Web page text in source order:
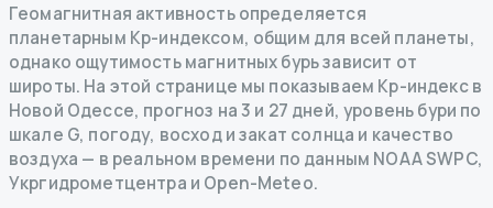
Геомагнитная активность определяется
планетарным Kp-индексом, общим для всей планеты,
однако ощутимость магнитных бурь зависит от
широты. На этой странице мы показываем Kp-индекс в
Новой Одессе, прогноз на 3 и 27 дней, уровень бури по
шкале G, погоду, восход и закат солнца и качество
воздуха — в реальном времени по данным NOAA SWPC,
Укргидрометцентра и Open-Meteo.